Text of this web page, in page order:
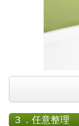
３．任意整理